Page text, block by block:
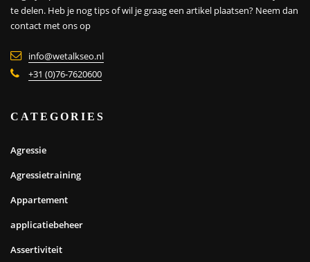
te delen. Heb je nog tips of wil je graag een artikel plaatsen? Neem dan
contact met ons op
info@wetalkseo.nl
+31 (0)76-7620600
CATEGORIES
Agressie
Agressietraining
Appartement
applicatiebeheer
Assertiviteit